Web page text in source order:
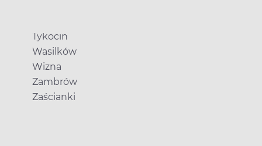
Tykocin
Wasilków
Wizna
Zambrów
Zaścianki